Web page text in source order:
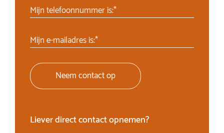
Mijn telefoonnummer is:*
Mijn e-mailadres is:*
Neem contact op
Liever direct contact opnemen?